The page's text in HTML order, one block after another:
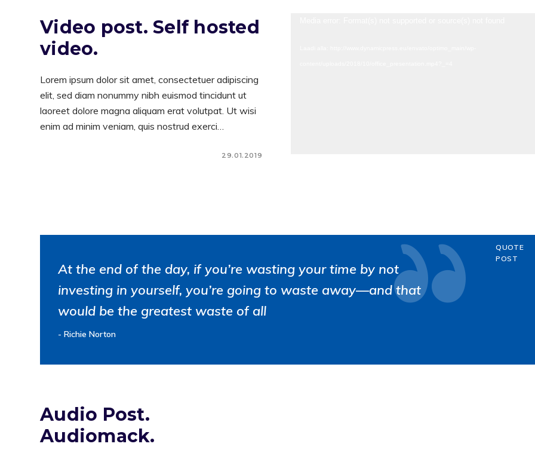
Video post. Self hosted
video.
Lorem ipsum dolor sit amet, consectetuer adipiscing
elit, sed diam nonummy nibh euismod tincidunt ut
laoreet dolore magna aliquam erat volutpat. Ut wisi
enim ad minim veniam, quis nostrud exerci…
29.01.2019
At the end of the day, if you’re wasting your time by not
investing in yourself, you’re going to waste away—and that
would be the greatest waste of all
Richie Norton
QUOTE
POST
Audio Post.
Audiomack.